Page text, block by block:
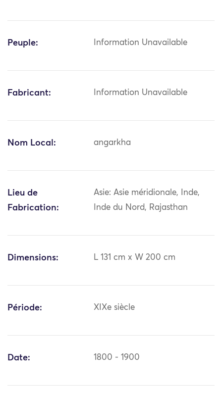
Peuple: Information Unavailable
Fabricant: Information Unavailable
Nom Local: angarkha
Lieu de
Fabrication:
Asie: Asie méridionale, Inde,
Inde du Nord, Rajasthan
Dimensions: L 131 cm x W 200 cm
Période: XIXe siècle
Date: 1800 - 1900